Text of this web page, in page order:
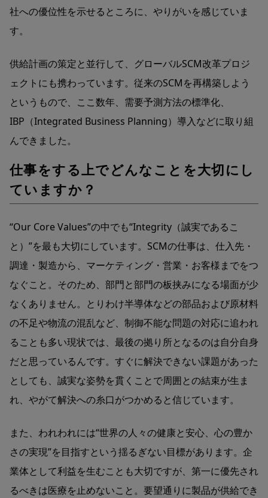
社への優位性を示せるところに、やりがいを感じていま
す。
供給計画の策定と並行して、グローバルSCM改革プロジ
ェクトにも携わっています。従来のSCMを再構築しよう
というもので、ここ数年、需要予測方法の標準化、
IBP（Integrated Business Planning）導入などに取り組
んできました。
仕事をする上でどんなことを大切にし
ていますか？
“Our Core Values”の中でも“Integrity（誠実であるこ
と）”を最も大切にしています。SCMの仕事は、仕入先・
調達・製造から、マーケティング・営業・お客様までをつ
なぐこと。そのため、部門と部門の板挟みになる場面が少
なくありません。とりわけ半導体などの部品および原材料
の不足や物流の混乱など、制御不能な問題の対応に追われ
ることも多い現状では、最後の拠り所となるのは自分自身
だと思っているんです。すぐに解決できない課題があった
としても、誠実な姿勢を貫くことで周囲との結束が生ま
れ、やがて解決への糸口がつかめると信じています。
また、われわれには“世界の人々の健康と安心、心の豊か
さの実現”を目指すという揺るぎない目標があります。企
業体として利益を生むことも大切ですが、第一に優先され
るべきは医療を止めないこと。要望通りに製品が供給でき